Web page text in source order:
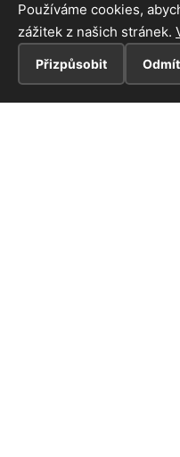
Používáme cookies,
zážitek z našich stránek.
Přizpůsobit